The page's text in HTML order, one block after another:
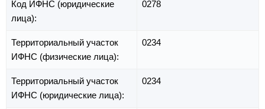
Код ИФНС (юридические
лица):
0278
Территориальный участок
ИФНС (физические лица):
0234
Территориальный участок
ИФНС (юридические лица):
0234